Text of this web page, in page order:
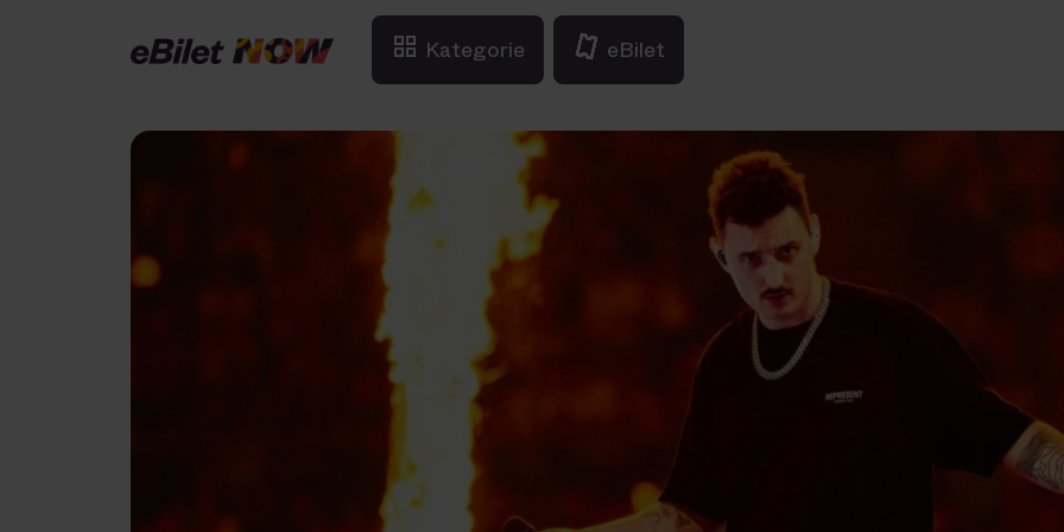
Kategorie eBilet